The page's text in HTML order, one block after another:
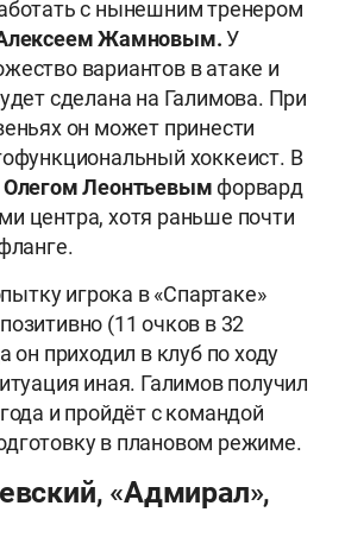
с нынешним тренером
Жамновым.У
вариантов в атаке и
сделана на Галимова. При
он может принести
хоккеист. В
Олегом Леонтьевым форвард
центра, хотя раньше почти
игрока в «Спартаке»
(11 очков в 32
он приходил в клуб по ходу
иная. Галимов получил
и пройдёт с командой
в плановом режиме.
«Адмирал»,